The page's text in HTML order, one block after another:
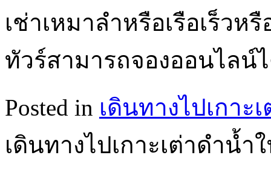
เช่าเหมาลำหรือเรือเร็วห
ทัวร์สามารถจองออนไล
Posted in เดินทางไปเกาะเ
เดินทางไปเกาะเต่าดำน้